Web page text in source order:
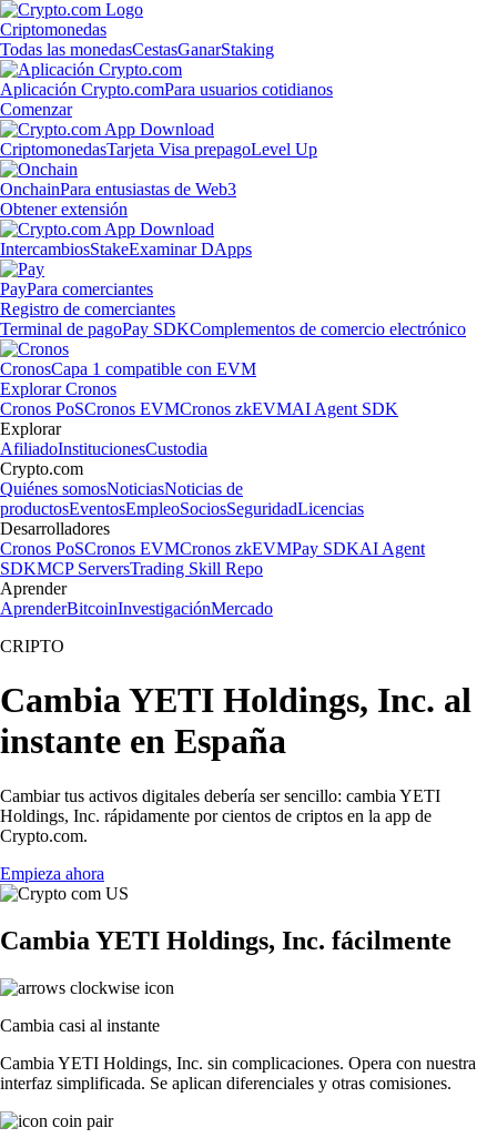
Criptomonedas
Todas las monedasCestasGanarStaking
Aplicación Crypto.comPara usuarios cotidianos
Comenzar
CriptomonedasTarjeta Visa prepagoLevel Up
OnchainPara entusiastas de Web3
Obtener extensión
IntercambiosStakeExaminar DApps
PayPara comerciantes
Registro de comerciantes
Terminal de pagoPay SDKComplementos de comercio electrónico
CronosCapa 1 compatible con EVM
Explorar Cronos
Cronos PoSCronos EVMCronos zkEVMAI Agent SDK
Explorar
AfiliadoInstitucionesCustodia
Crypto.com
Quiénes somosNoticiasNoticias de
productosEventosEmpleoSociosSeguridadLicencias
Desarrolladores
Cronos PoSCronos EVMCronos zkEVMPay SDKAI Agent
SDKMCP ServersTrading Skill Repo
Aprender
AprenderBitcoinInvestigaciónMercado
CRIPTO
Cambia YETI Holdings, Inc. al
instante en España
Cambiar tus activos digitales debería ser sencillo: cambia YETI
Holdings, Inc. rápidamente por cientos de criptos en la app de
Crypto.com.
Empieza ahora
Cambia YETI Holdings, Inc. fácilmente
Cambia casi al instante
Cambia YETI Holdings, Inc. sin complicaciones. Opera con nuestra
interfaz simplificada. Se aplican diferenciales y otras comisiones.